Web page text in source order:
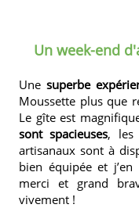
Un week-end
Une superbe
Moussette plus que
Le gîte est
sont spacieuses, les
artisanaux sont à
bien équipée et
merci et grand
vivement !